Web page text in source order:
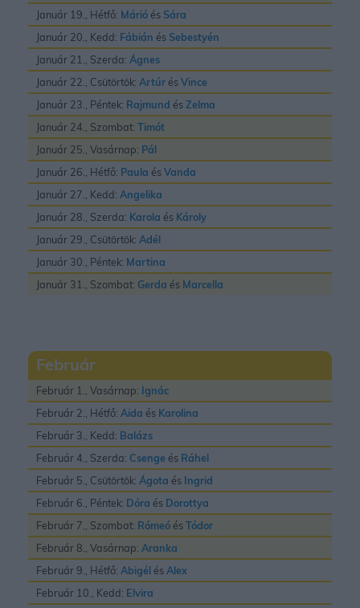
Január 19., Hétfő: Márió és Sára
Január 20., Kedd: Fábián és Sebestyén
Január 21., Szerda: Ágnes
Január 22., Csütörtök: Artúr ésVince
Január 23., Péntek: Rajmund ésZelma
Január 24., Szombat: Timót
Január 25., Vasárnap: Pál
Január 26., Hétfő: Paula ésVanda
Január 27., Kedd: Angelika
Január 28., Szerda: Karola és Károly
Január 29., Csütörtök: Adél
Január 30., Péntek: Martina
Január 31., Szombat: Gerda és Marcella
Február
Február 1., Vasárnap: Ignác
Február 2., Hétfő: Aida és Karolina
Február 3., Kedd: Balázs
Február 4., Szerda: Csenge és Ráhel
Február 5., Csütörtök: Ágota és Ingrid
Február 6., Péntek: Dóra és Dorottya
Február 7., Szombat: Rómeó ésTódor
Február 8., Vasárnap: Aranka
Február 9., Hétfő: Abigél ésAlex
Február 10., Kedd: Elvira